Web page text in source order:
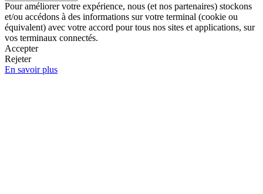
Pour améliorer votre expérience, nous (et nos partenaires) stockons
et/ou accédons à des informations sur votre terminal (cookie ou
équivalent) avec votre accord pour tous nos sites et applications, sur
vos terminaux connectés.
Accepter
Rejeter
En savoir plus